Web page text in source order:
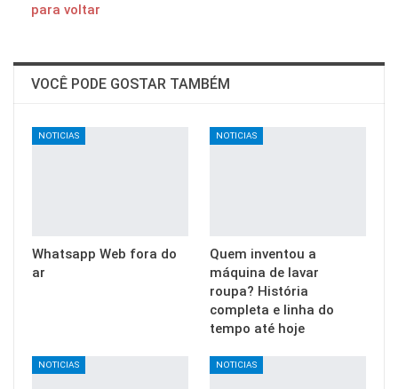
para voltar
VOCÊ PODE GOSTAR TAMBÉM
NOTICIAS
Whatsapp Web fora do
ar
NOTICIAS
Quem inventou a
máquina de lavar
roupa? História
completa e linha do
tempo até hoje
NOTICIAS NOTICIAS